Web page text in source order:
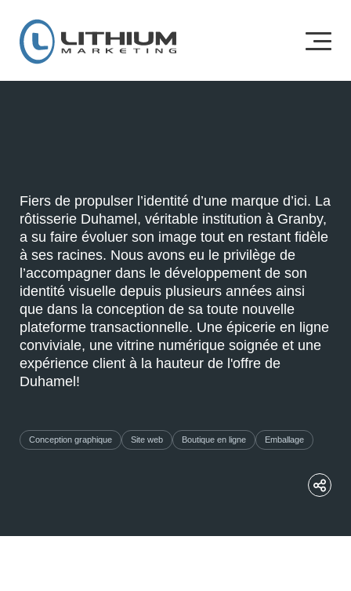
Fiers de propulser l’identité d’une marque d’ici. La
rôtisserie Duhamel, véritable institution à Granby,
a su faire évoluer son image tout en restant fidèle
à ses racines. Nous avons eu le privilège de
l’accompagner dans le développement de son
identité visuelle depuis plusieurs années ainsi
que dans la conception de sa toute nouvelle
plateforme transactionnelle. Une épicerie en ligne
conviviale, une vitrine numérique soignée et une
expérience client à la hauteur de l'offre de
Duhamel!
Conception graphique Site web Boutique en ligne Emballage